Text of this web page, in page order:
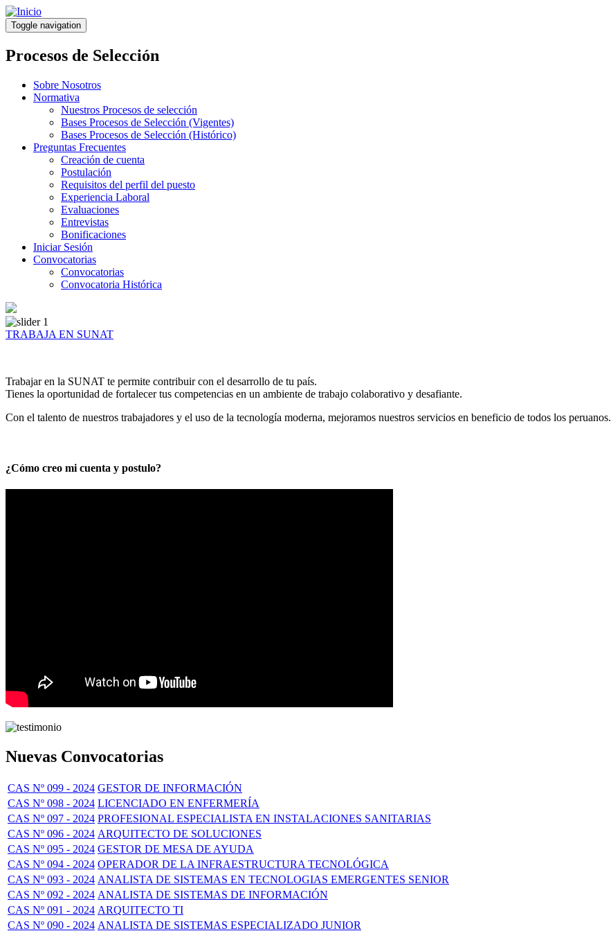
Pasar
al
contenido
principal
Toggle navigation
Procesos de Selección
Sobre Nosotros
Normativa
Nuestros Procesos de selección
Bases Procesos de Selección (Vigentes)
Bases Procesos de Selección (Histórico)
Preguntas Frecuentes
Creación de cuenta
Postulación
Requisitos del perfil del puesto
Experiencia Laboral
Evaluaciones
Entrevistas
Bonificaciones
Iniciar Sesión
Convocatorias
Convocatorias
Convocatoria Histórica
TRABAJA EN SUNAT
Trabajar en la SUNAT te permite contribuir con el desarrollo de tu país.
Tienes la oportunidad de fortalecer tus competencias en un ambiente de trabajo colaborativo y desafiante.
Con el talento de nuestros trabajadores y el uso de la tecnología moderna, mejoramos nuestros servicios en beneficio de todos los peruanos.
¿Cómo creo mi cuenta y postulo?
Nuevas Convocatorias
CAS Nº 099 - 2024 GESTOR DE INFORMACIÓN
CAS Nº 098 - 2024 LICENCIADO EN ENFERMERÍA
CAS Nº 097 - 2024 PROFESIONAL ESPECIALISTA EN INSTALACIONES SANITARIAS
CAS Nº 096 - 2024 ARQUITECTO DE SOLUCIONES
CAS Nº 095 - 2024 GESTOR DE MESA DE AYUDA
CAS Nº 094 - 2024 OPERADOR DE LA INFRAESTRUCTURA TECNOLÓGICA
CAS Nº 093 - 2024 ANALISTA DE SISTEMAS EN TECNOLOGIAS EMERGENTES SENIOR
CAS Nº 092 - 2024 ANALISTA DE SISTEMAS DE INFORMACIÓN
CAS Nº 091 - 2024 ARQUITECTO TI
CAS Nº 090 - 2024 ANALISTA DE SISTEMAS ESPECIALIZADO JUNIOR